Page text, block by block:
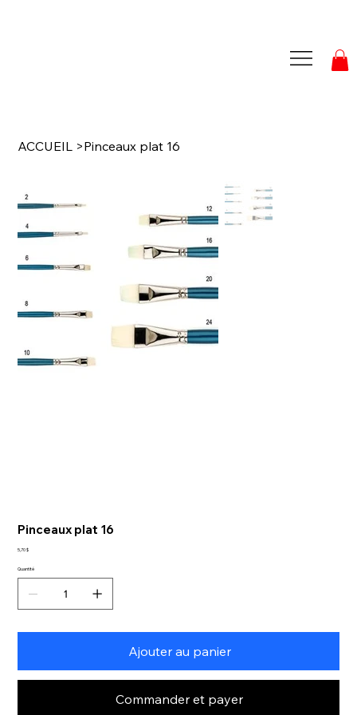
ACCUEIL >Pinceaux plat 16
Pinceaux plat 16
Prix
5,70 $
Quantité
Ajouter au panier
Commander et payer